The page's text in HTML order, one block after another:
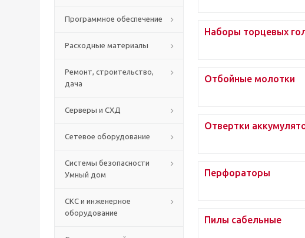
Программное обеспечение
Расходные материалы
Ремонт, строительство,
дача
Серверы и СХД
Сетевое оборудование
Системы безопасности
Умный дом
СКС и инженерное
оборудование
Наборы торцевых
Отбойные молотки
Отвертки
Перфораторы
Пилы сабельные